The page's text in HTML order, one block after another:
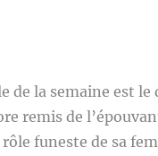
de la semaine est le
remis de
funeste de sa